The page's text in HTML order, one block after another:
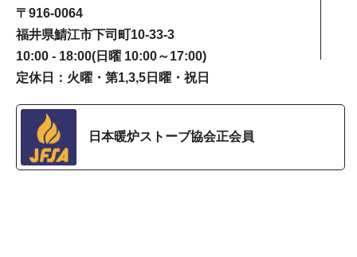
〒916-0064
福井県鯖江市下司町10-33-3
10:00 - 18:00(日曜 10:00～17:00)
定休日：火曜・第1,3,5日曜・祝日
日本暖炉ストーブ協会正会員